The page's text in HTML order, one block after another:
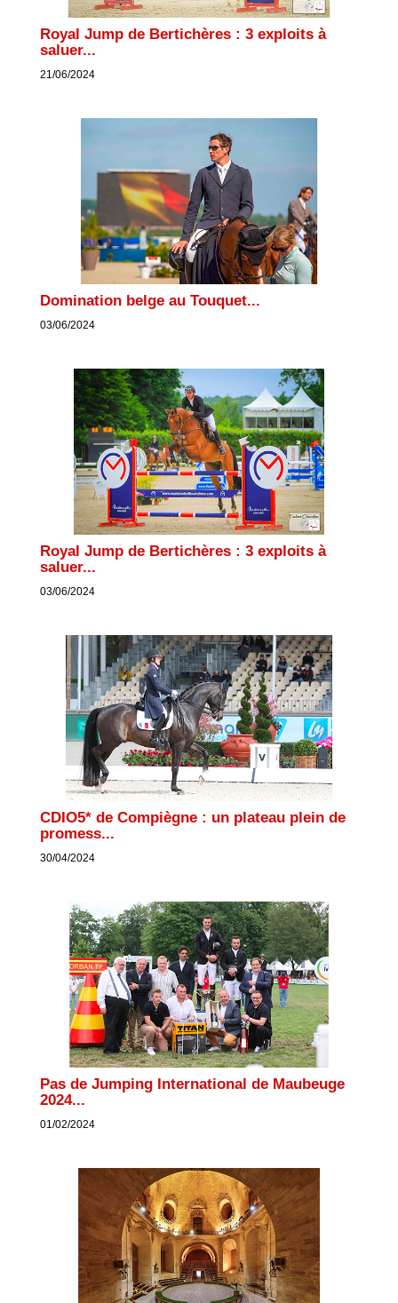
Royal Jump de Bertichères : 3 exploits à
saluer...
21/06/2024
Domination belge au Touquet...
03/06/2024
Royal Jump de Bertichères : 3 exploits à
saluer...
03/06/2024
CDIO5* de Compiègne : un plateau plein de
promess...
30/04/2024
Pas de Jumping International de Maubeuge
2024...
01/02/2024